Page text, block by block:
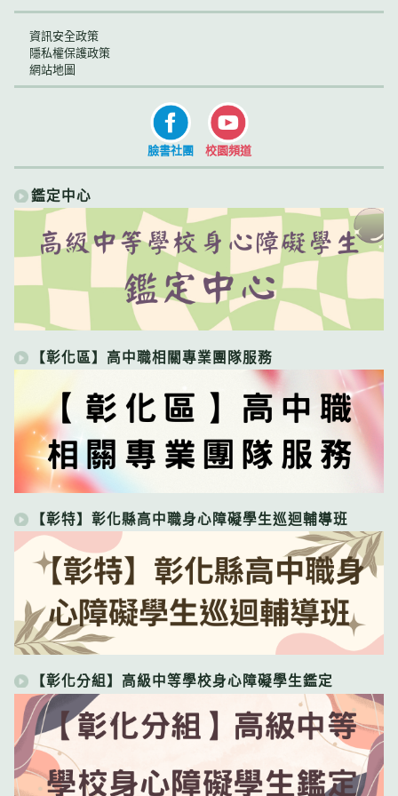
資訊安全政策
隱私權保護政策
網站地圖
臉書社團 校園頻道
鑑定中心
【彰化區】高中職相關專業團隊服務
【彰特】彰化縣高中職身心障礙學生巡迴輔導班
【彰化分組】高級中等學校身心障礙學生鑑定